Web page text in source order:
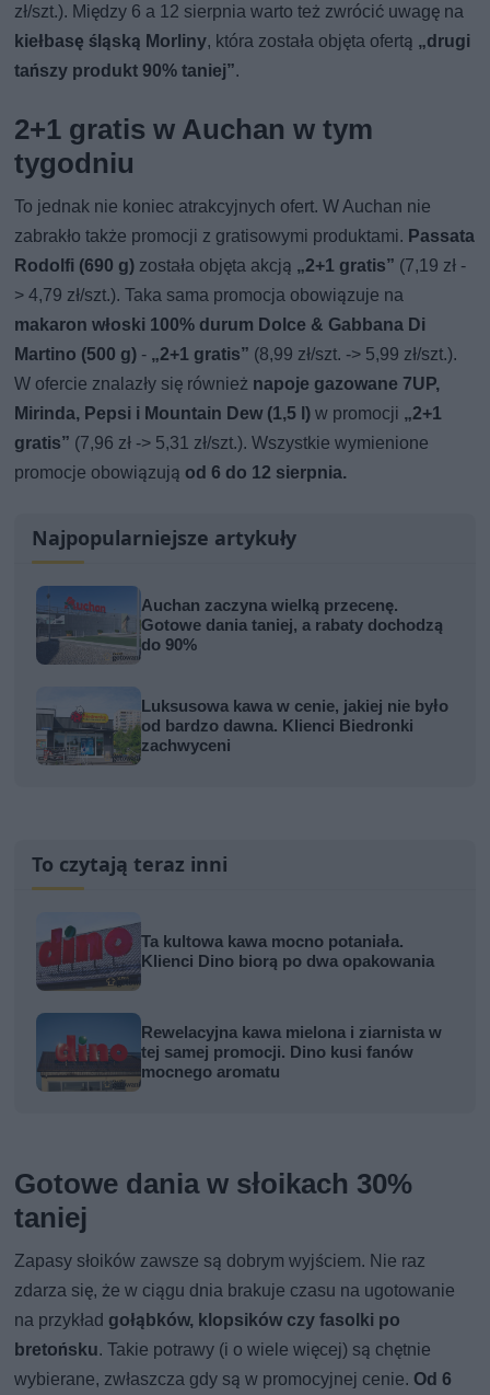
zł/szt.). Między 6 a 12 sierpnia warto też zwrócić uwagę na
kiełbasę śląską Morliny, która została objęta ofertą „drugi
tańszy produkt 90% taniej”.
2+1 gratis w Auchan w tym
tygodniu
To jednak nie koniec atrakcyjnych ofert. W Auchan nie
zabrakło także promocji z gratisowymi produktami. Passata
Rodolfi (690 g) została objęta akcją „2+1 gratis” (7,19 zł -
> 4,79 zł/szt.). Taka sama promocja obowiązuje na
makaron włoski 100% durum Dolce & Gabbana Di
Martino (500 g) - „2+1 gratis” (8,99 zł/szt. -> 5,99 zł/szt.).
W ofercie znalazły się również napoje gazowane 7UP,
Mirinda, Pepsi i Mountain Dew (1,5 l) w promocji „2+1
gratis” (7,96 zł -> 5,31 zł/szt.). Wszystkie wymienione
promocje obowiązują od 6 do 12 sierpnia.
Najpopularniejsze artykuły
Auchan zaczyna wielką przecenę.
Gotowe dania taniej, a rabaty dochodzą
do 90%
Luksusowa kawa w cenie, jakiej nie było
od bardzo dawna. Klienci Biedronki
zachwyceni
To czytają teraz inni
Ta kultowa kawa mocno potaniała.
Klienci Dino biorą po dwa opakowania
Rewelacyjna kawa mielona i ziarnista w
tej samej promocji. Dino kusi fanów
mocnego aromatu
Gotowe dania w słoikach 30%
taniej
Zapasy słoików zawsze są dobrym wyjściem. Nie raz
zdarza się, że w ciągu dnia brakuje czasu na ugotowanie
na przykład gołąbków, klopsików czy fasolki po
bretońsku. Takie potrawy (i o wiele więcej) są chętnie
wybierane, zwłaszcza gdy są w promocyjnej cenie. Od 6